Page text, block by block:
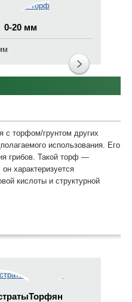
0-20 мм
торфом/грунтом других
использования. Его
грибов. Такой торф —
характеризуется
кислоты и структурной
Торфяные субстраты